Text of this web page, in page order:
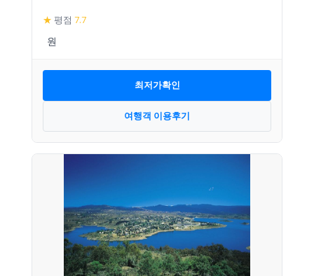
★ 평점 7.7
최저가확인
여행객 이용후기